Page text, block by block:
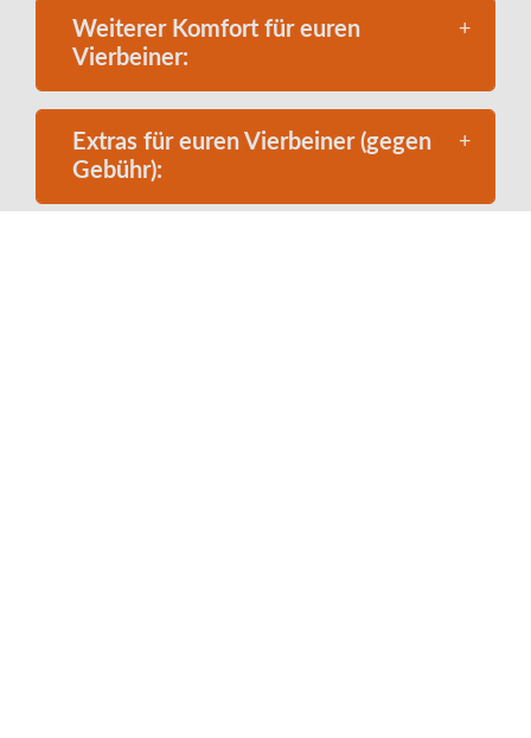
Weiterer Komfort für euren
Vierbeiner:
Extras für euren Vierbeiner (gegen
Gebühr):